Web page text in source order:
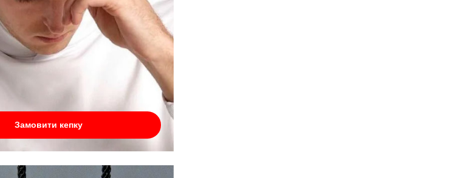
Замовити кепку